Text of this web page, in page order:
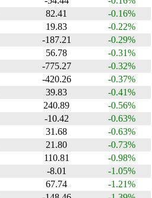
82.41
-0.16%
19.83
-0.22%
-187.21
-0.29%
56.78
-0.31%
-775.27
-0.32%
-420.26
-0.37%
39.83
-0.41%
240.89
-0.56%
-10.42
-0.63%
31.68
-0.63%
21.80
-0.73%
110.81
-0.98%
-8.01
-1.05%
67.74
-1.21%